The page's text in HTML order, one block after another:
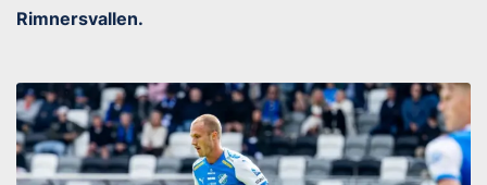
Rimnersvallen.